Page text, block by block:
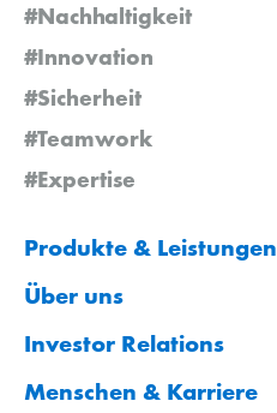
#Nachhaltigkeit
#Innovation
#Sicherheit
#Teamwork
#Expertise
Produkte & Leistungen
Über uns
Investor Relations
Menschen & Karriere